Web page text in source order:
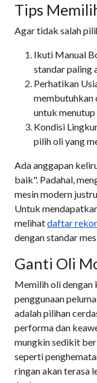
Tips
Agar tidak salah
Ikuti Manual
standar paling
Perhatikan
membutuhkan
untuk menutup
Kondisi
pilih oli yang
Ada anggapan
baik". Padahal,
mesin modern
Untuk
melihatdaftar
dengan standar
Ganti Oli
Memilih oli dengan
penggunaan
adalah pilihan
performa dan
mungkin sedikit
seperti
ringan akan terasa